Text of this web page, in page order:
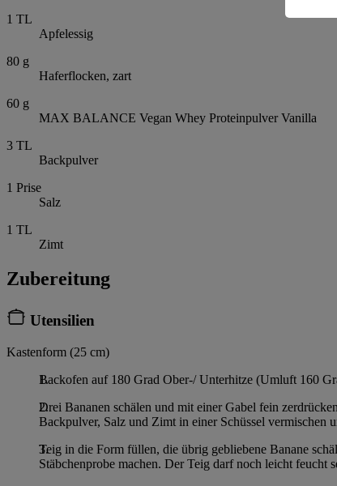
1 TL
Apfelessig
80 g
Haferflocken, zart
60 g
MAX BALANCE Vegan Whey Proteinpulver Vanilla
3 TL
Backpulver
1 Prise
Salz
1 TL
Zimt
Zubereitung
Utensilien
Kastenform (25 cm)
Backofen auf 180 Grad Ober-/ Unterhitze (Umluft 160
Drei Bananen schälen und mit einer Gabel fein
Backpulver, Salz und Zimt in einer Schüssel vermischen
Teig in die Form füllen, die übrig gebliebene Banane
Stäbchenprobe machen. Der Teig darf noch leicht feucht